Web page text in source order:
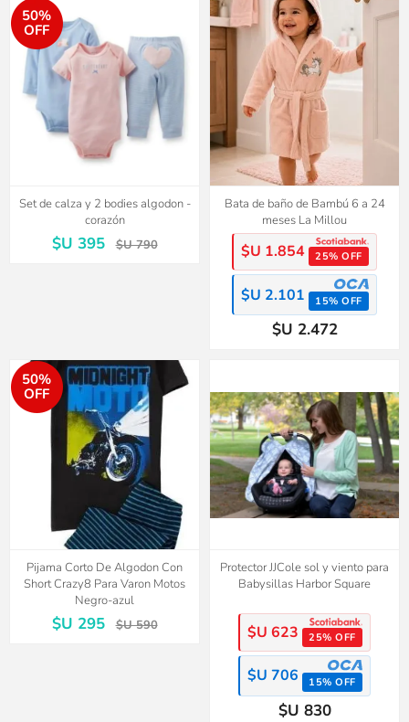
50%
OFF
Set de calza y 2 bodies algodon -
corazón
$U 395 $U 790
Bata de baño de Bambú 6 a 24
meses La Millou
$U 1.854 25% OFF
$U 2.101 15% OFF
$U 2.472
50%
OFF
Pijama Corto De Algodon Con
Short Crazy8 Para Varon Motos
Negro-azul
$U 295 $U 590
Protector JJCole sol y viento para
Babysillas Harbor Square
$U 623 25% OFF
$U 706 15% OFF
$U 830